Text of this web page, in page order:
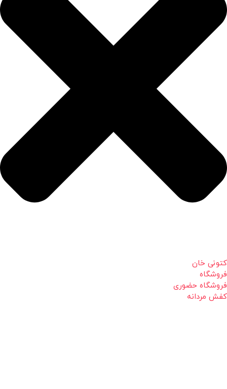
کتونی خان
فروشگاه
فروشگاه حضوری
کفش مردانه